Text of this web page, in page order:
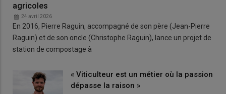
agricoles
24 avril 2026
En 2016, Pierre Raguin, accompagné de son père (Jean-Pierre
Raguin) et de son oncle (Christophe Raguin), lance un projet de
station de compostage à
« Viticulteur est un métier où la passion
dépasse la raison »